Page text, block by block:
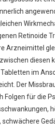
Retinoide
Arzneimittel
diesen
im
Der
Folgen für die